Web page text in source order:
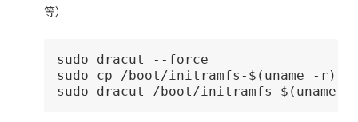
等）
sudo dracut --force
sudo cp /boot/initramfs-$(uname -
sudo dracut /boot/initramfs-$(uname